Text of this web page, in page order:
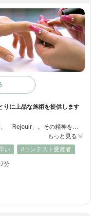
りに上品な施術を提供します
もっと見る
い #コンテスト受賞者
分